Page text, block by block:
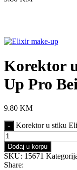
Korektor
Up Pro
9.80 KM
Korektor u stiku
Dodaj u korpu
SKU: 15671
Share: